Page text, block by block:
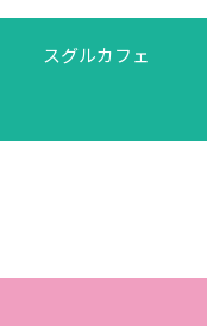
スグルカフェ